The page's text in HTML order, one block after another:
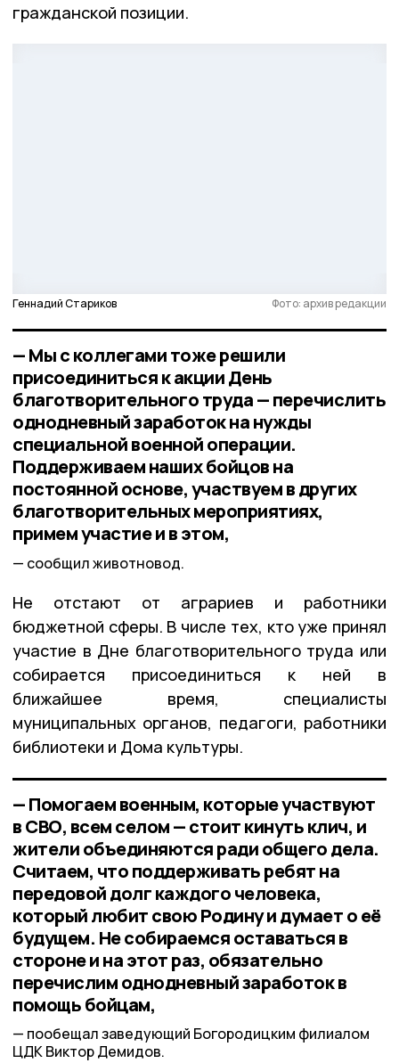
гражданской позиции.
Геннадий Стариков Фото: архив редакции
— Мы с коллегами тоже решили
присоединиться к акции День
благотворительного труда — перечислить
однодневный заработок на нужды
специальной военной операции.
Поддерживаем наших бойцов на
постоянной основе, участвуем в других
благотворительных мероприятиях,
примем участие и в этом,
сообщил животновод.
Не отстают от аграриев и работники
бюджетной сферы. В числе тех, кто уже принял
участие в Дне благотворительного труда или
собирается присоединиться к ней в
ближайшее время, специалисты
муниципальных органов, педагоги, работники
библиотеки и Дома культуры.
— Помогаем военным, которые участвуют
в СВО, всем селом — стоит кинуть клич, и
жители объединяются ради общего дела.
Считаем, что поддерживать ребят на
передовой долг каждого человека,
который любит свою Родину и думает о её
будущем. Не собираемся оставаться в
стороне и на этот раз, обязательно
перечислим однодневный заработок в
помощь бойцам,
пообещал заведующий Богородицким филиалом
ЦДК Виктор Демидов.